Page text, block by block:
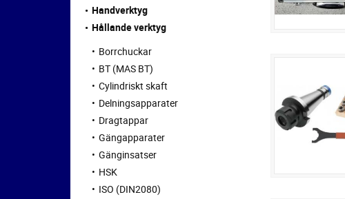
Handverktyg
Hållande verktyg
Borrchuckar
BT (MAS BT)
Cylindriskt skaft
Delningsapparater
Dragtappar
Gängapparater
Gänginsatser
HSK
ISO (DIN2080)